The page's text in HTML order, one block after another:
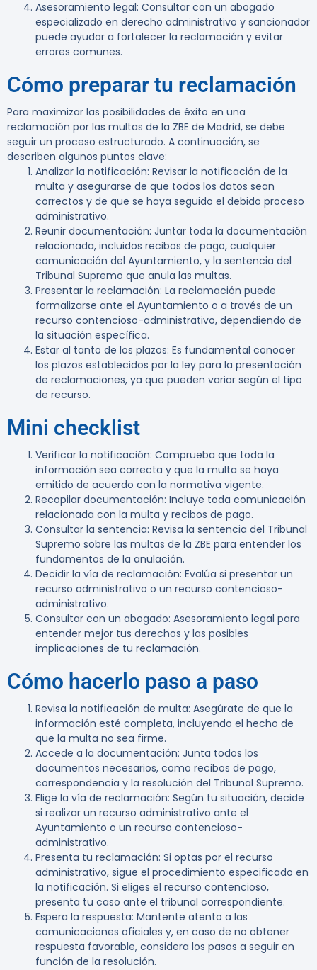
Asesoramiento legal: Consultar con un abogado
especializado en derecho administrativo y sancionador
puede ayudar a fortalecer la reclamación y evitar
errores comunes.
Cómo preparar tu reclamación
Para maximizar las posibilidades de éxito en una
reclamación por las multas de la ZBE de Madrid, se debe
seguir un proceso estructurado. A continuación, se
describen algunos puntos clave:
Analizar la notificación: Revisar la notificación de la
multa y asegurarse de que todos los datos sean
correctos y de que se haya seguido el debido proceso
administrativo.
Reunir documentación: Juntar toda la documentación
relacionada, incluidos recibos de pago, cualquier
comunicación del Ayuntamiento, y la sentencia del
Tribunal Supremo que anula las multas.
Presentar la reclamación: La reclamación puede
formalizarse ante el Ayuntamiento o a través de un
recurso contencioso-administrativo, dependiendo de
la situación específica.
Estar al tanto de los plazos: Es fundamental conocer
los plazos establecidos por la ley para la presentación
de reclamaciones, ya que pueden variar según el tipo
de recurso.
Mini checklist
Verificar la notificación: Comprueba que toda la
información sea correcta y que la multa se haya
emitido de acuerdo con la normativa vigente.
Recopilar documentación: Incluye toda comunicación
relacionada con la multa y recibos de pago.
Consultar la sentencia: Revisa la sentencia del Tribunal
Supremo sobre las multas de la ZBE para entender los
fundamentos de la anulación.
Decidir la vía de reclamación: Evalúa si presentar un
recurso administrativo o un recurso contencioso-
administrativo.
Consultar con un abogado: Asesoramiento legal para
entender mejor tus derechos y las posibles
implicaciones de tu reclamación.
Cómo hacerlo paso a paso
Revisa la notificación de multa: Asegúrate de que la
información esté completa, incluyendo el hecho de
que la multa no sea firme.
Accede a la documentación: Junta todos los
documentos necesarios, como recibos de pago,
correspondencia y la resolución del Tribunal Supremo.
Elige la vía de reclamación: Según tu situación, decide
si realizar un recurso administrativo ante el
Ayuntamiento o un recurso contencioso-
administrativo.
Presenta tu reclamación: Si optas por el recurso
administrativo, sigue el procedimiento especificado en
la notificación. Si eliges el recurso contencioso,
presenta tu caso ante el tribunal correspondiente.
Espera la respuesta: Mantente atento a las
comunicaciones oficiales y, en caso de no obtener
respuesta favorable, considera los pasos a seguir en
función de la resolución.